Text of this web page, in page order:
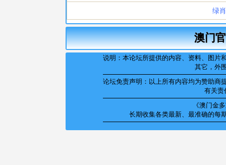
澳门
说明：本论坛所提供的内容、资料、图
其它，外
论坛免责声明：以上所有内容均为赞助商
有关责
《澳门金
长期收集各类最新、最准确的每